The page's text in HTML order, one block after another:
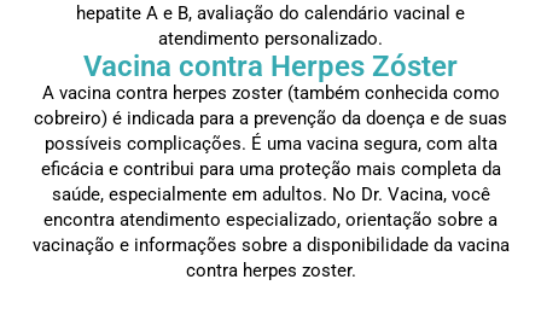
hepatite A e B, avaliação do calendário vacinal e
atendimento personalizado.
Vacina contra Herpes Zóster
A vacina contra herpes zoster (também conhecida como
cobreiro) é indicada para a prevenção da doença e de suas
possíveis complicações. É uma vacina segura, com alta
eficácia e contribui para uma proteção mais completa da
saúde, especialmente em adultos. No Dr. Vacina, você
encontra atendimento especializado, orientação sobre a
vacinação e informações sobre a disponibilidade da vacina
contra herpes zoster.